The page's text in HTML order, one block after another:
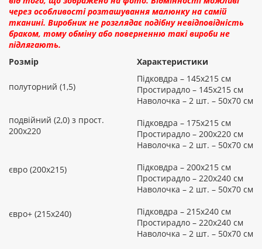
через особливості розташування малюнку на самій
тканині. Виробник не розглядає подібну невідповідність
браком, тому обміну або поверненню такі вироби не
підлягають.
Розмір
Характеристики
полуторний (1,5)
Підковдра – 145х215 см
Простирадло – 145х215 см
Наволочка – 2 шт. – 50х70 см
подвійний (2,0) з прост.
200х220
Підковдра – 175х215 см
Простирадло – 200х220 см
Наволочка – 2 шт. – 50х70 см
євро (200х215)
Підковдра – 200х215 см
Простирадло – 220х240 см
Наволочка – 2 шт. – 50х70 см
євро+ (215х240)
Підковдра – 215х240 см
Простирадло – 220х240 см
Наволочка – 2 шт. – 50х70 см